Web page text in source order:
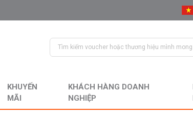
KHUYẾN
MÃI
KHÁCH HÀNG DOANH
NGHIỆP